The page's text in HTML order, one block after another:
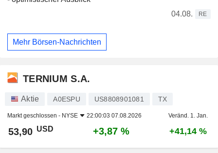
04.08.
RE
Mehr Börsen-Nachrichten
TERNIUM S.A.
Aktie A0ESPU US8808901081 TX
Markt geschlossen - NYSE 22:00:03 07.08.2026 Veränd. 1. Jan.
53,90 USD +3,87 % +41,14 %